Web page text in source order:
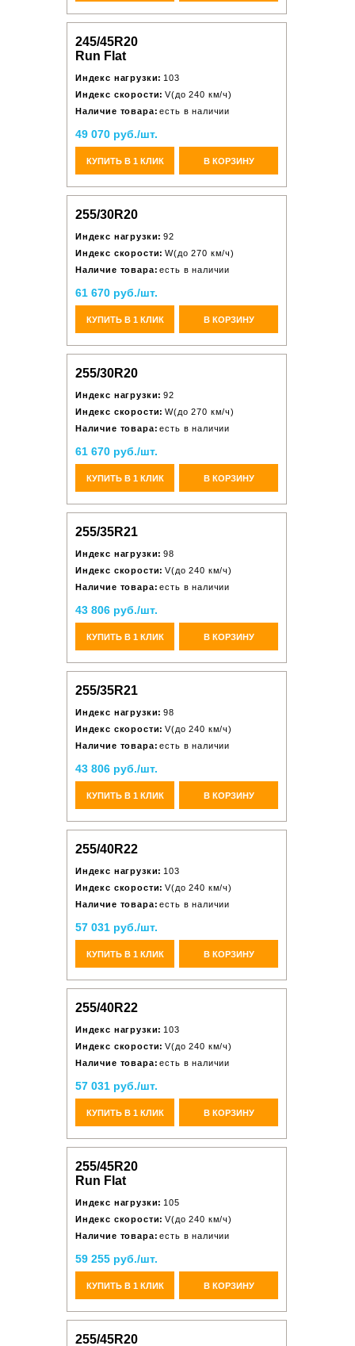
245/45R20
Run Flat
Индекс нагрузки: 103
Индекс скорости: V(до 240 км/ч)
Наличие товара: есть в наличии
49 070 руб./шт.
КУПИТЬ В 1 КЛИК В КОРЗИНУ
255/30R20
Индекс нагрузки: 92
Индекс скорости: W(до 270 км/ч)
Наличие товара: есть в наличии
61 670 руб./шт.
КУПИТЬ В 1 КЛИК В КОРЗИНУ
255/30R20
Индекс нагрузки: 92
Индекс скорости: W(до 270 км/ч)
Наличие товара: есть в наличии
61 670 руб./шт.
КУПИТЬ В 1 КЛИК В КОРЗИНУ
255/35R21
Индекс нагрузки: 98
Индекс скорости: V(до 240 км/ч)
Наличие товара: есть в наличии
43 806 руб./шт.
КУПИТЬ В 1 КЛИК В КОРЗИНУ
255/35R21
Индекс нагрузки: 98
Индекс скорости: V(до 240 км/ч)
Наличие товара: есть в наличии
43 806 руб./шт.
КУПИТЬ В 1 КЛИК В КОРЗИНУ
255/40R22
Индекс нагрузки: 103
Индекс скорости: V(до 240 км/ч)
Наличие товара: есть в наличии
57 031 руб./шт.
КУПИТЬ В 1 КЛИК В КОРЗИНУ
255/40R22
Индекс нагрузки: 103
Индекс скорости: V(до 240 км/ч)
Наличие товара: есть в наличии
57 031 руб./шт.
КУПИТЬ В 1 КЛИК В КОРЗИНУ
255/45R20
Run Flat
Индекс нагрузки: 105
Индекс скорости: V(до 240 км/ч)
Наличие товара: есть в наличии
59 255 руб./шт.
КУПИТЬ В 1 КЛИК В КОРЗИНУ
255/45R20